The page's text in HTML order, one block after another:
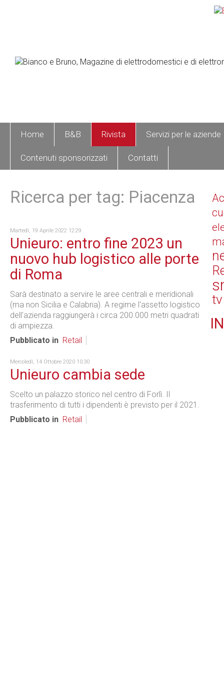
Home B&B Rivista Servizi per le aziende
Contenuti sponsorizzati Contatti
Ricerca per tag: Piacenza
Martedì, 19 Aprile 2022 12:29
Unieuro: entro fine 2023 un
nuovo hub logistico alle porte
di Roma
Sarà destinato a servire le aree centrali e meridionali
(ma non Sicilia e Calabria). A regime l'assetto logistico
dell'azienda raggiungerà i circa 200.000 metri quadrati
di ampiezza.
Pubblicato in Retail
Mercoledì, 14 Ottobre 2020 10:30
Unieuro cambia sede
Scelto un palazzo storico nel centro di Forlì. Il
trasferimento di tutti i dipendenti è previsto per il 2021.
Pubblicato in Retail
tv
IN